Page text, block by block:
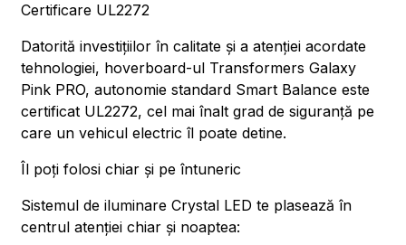
Certificare UL2272
Datorită investițiilor în calitate și a atenției acordate
tehnologiei, hoverboard-ul Transformers Galaxy
Pink PRO, autonomie standard Smart Balance este
certificat UL2272, cel mai înalt grad de siguranță pe
care un vehicul electric îl poate detine.
Îl poți folosi chiar și pe întuneric
Sistemul de iluminare Crystal LED te plasează în
centrul atenției chiar și noaptea: